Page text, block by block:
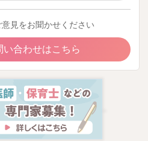
見をお聞かせください
い合わせはこちら